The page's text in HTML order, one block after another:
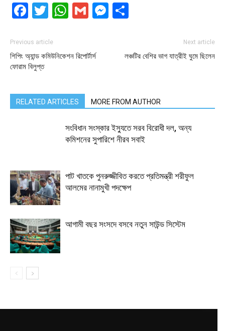
Facebook
Twitter
WhatsApp
GmailMessenger
Previous article
শিপিং অ্যান্ড কমিউনিকেশন রিপোর্টার্স
ফোরাম বিলুপ্ত
Next article
লঞ্চটির বেশির ভাগ যাত্রীই ঘুমে ছিলেন
RELATED ARTICLES MORE FROM AUTHOR
সংবিধান সংস্কার ইস্যুতে সরব বিরোধী দল, অন্য
কমিশনের সুপারিশে নীরব সবাই
পাট খাতকে পুনরুজ্জীবিত করতে প্রতিমন্ত্রী শরীফুল
আলমের নানামুখী পদক্ষেপ
আগামী বছর সংসদে বসবে নতুন সাউন্ড সিস্টেম